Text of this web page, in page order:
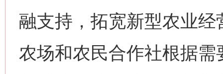
融支持，拓宽新型农业
农场和农民合作社根据